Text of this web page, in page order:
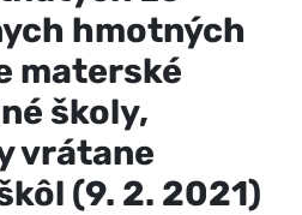
hmotných
materské
školy,
vrátane
(9. 2. 2021)